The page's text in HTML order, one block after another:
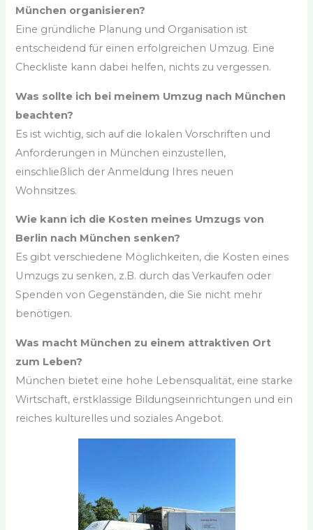
München organisieren?
Eine gründliche Planung und Organisation ist
entscheidend für einen erfolgreichen Umzug. Eine
Checkliste kann dabei helfen, nichts zu vergessen.
Was sollte ich bei meinem Umzug nach München
beachten?
Es ist wichtig, sich auf die lokalen Vorschriften und
Anforderungen in München einzustellen,
einschließlich der Anmeldung Ihres neuen
Wohnsitzes.
Wie kann ich die Kosten meines Umzugs von
Berlin nach München senken?
Es gibt verschiedene Möglichkeiten, die Kosten eines
Umzugs zu senken, z.B. durch das Verkaufen oder
Spenden von Gegenständen, die Sie nicht mehr
benötigen.
Was macht München zu einem attraktiven Ort
zum Leben?
München bietet eine hohe Lebensqualität, eine starke
Wirtschaft, erstklassige Bildungseinrichtungen und ein
reiches kulturelles und soziales Angebot.